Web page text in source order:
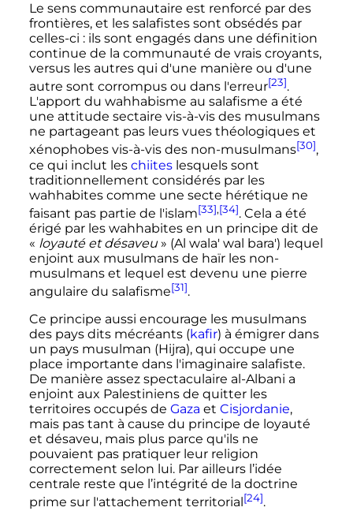
Le sens communautaire est renforcé par des
frontières, et les salafistes sont obsédés par
celles-ci : ils sont engagés dans une définition
continue de la communauté de vrais croyants,
versus les autres qui d'une manière ou d'une
autre sont corrompus ou dans l'erreur[23].
L'apport du wahhabisme au salafisme a été
une attitude sectaire vis-à-vis des musulmans
ne partageant pas leurs vues théologiques et
xénophobes vis-à-vis des non-musulmans[30],
ce qui inclut les chiiteslesquels sont
traditionnellement considérés par les
wahhabites comme une secte hérétique ne
faisant pas partie de l'islam[33],[34]. Cela a été
érigé par les wahhabites en un principe dit de
« loyauté et désaveu » (Al wala' wal bara') lequel
enjoint aux musulmans de haïr les non-
musulmans et lequel est devenu une pierre
angulaire du salafisme[31].
Ce principe aussi encourage les musulmans
des pays dits mécréants (kafir) à émigrer dans
un pays musulman (Hijra), qui occupe une
place importante dans l'imaginaire salafiste.
De manière assez spectaculaire al-Albani a
enjoint aux Palestiniens de quitter les
territoires occupés de Gaza et Cisjordanie,
mais pas tant à cause du principe de loyauté
et désaveu, mais plus parce qu'ils ne
pouvaient pas pratiquer leur religion
correctement selon lui. Par ailleurs l’idée
centrale reste que l’intégrité de la doctrine
prime sur l'attachement territorial [24].